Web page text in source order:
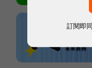
訂閱即